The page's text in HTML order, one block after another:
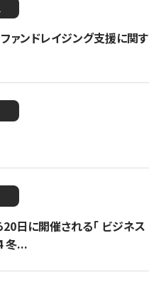
ァンドレイジング支援に関す
日に開催される「 ビジネス
冬...